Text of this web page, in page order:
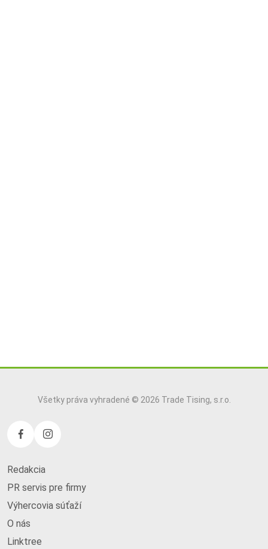
Všetky práva vyhradené © 2026 Trade Tising, s.r.o.
Redakcia
PR servis pre firmy
Výhercovia súťaží
O nás
Linktree